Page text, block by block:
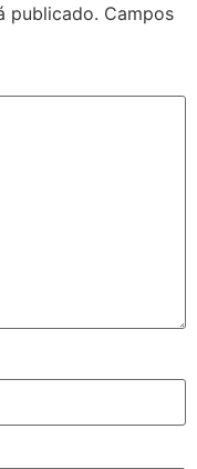
publicado. Campos